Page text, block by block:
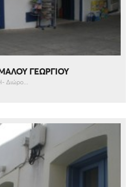
ΓΕΩΡΓΙΟΥ
Διώρο...